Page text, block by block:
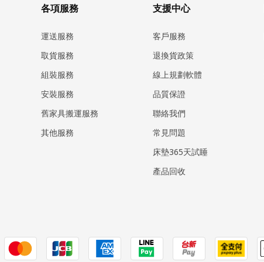
各項服務
運送服務
取貨服務
組裝服務
安裝服務
​舊家具搬運服務
其他服務
支援中心
客戶服務
退換貨政策
線上規劃軟體
品質保證
聯絡我們
常見問題
床墊365天試睡
產品回收